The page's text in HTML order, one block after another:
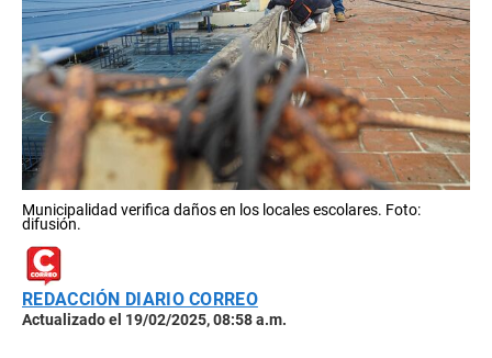
Municipalidad verifica daños en los locales escolares. Foto:
difusión.
REDACCIÓN DIARIO CORREO
Actualizado el 19/02/2025, 08:58 a.m.